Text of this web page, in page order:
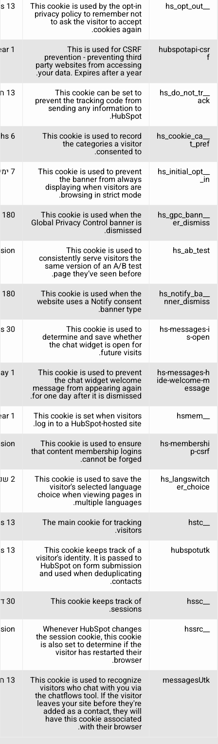
__hs_opt_out
This cookie is used by the opt-in
privacy policy to remember not
to ask the visitor to accept
cookies again.
13 months
hubspotapi-csr
f
This is used for CSRF
prevention - preventing third
party websites from accessing
your data. Expires after a year.
1 year
__hs_do_not_tr
ack
This cookie can be set to
prevent the tracking code from
sending any information to
HubSpot.
13 חודשים
__hs_cookie_ca
t_pref
This cookie is used to record
the categories a visitor
consented to.
6 months
__hs_initial_opt
_in
This cookie is used to prevent
the banner from always
displaying when visitors are
browsing in strict mode.
7 ימים
__hs_gpc_bann
er_dismiss
This cookie is used when the
Global Privacy Control banner is
dismissed.
180 ימים
hs_ab_test
This cookie is used to
consistently serve visitors the
same version of an A/B test
page they’ve seen before.
__hs_notify_ba
nner_dismiss
This cookie is used when the
website uses a Notify consent
banner type.
180 days
hs-messages-i
s-open
This cookie is used to
determine and save whether
the chat widget is open for
future visits.
30 minutes
hs-messages-h
ide-welcome-m
essage
This cookie is used to prevent
the chat widget welcome
message from appearing again
for one day after it is dismissed.
1 day
__hsmem
This cookie is set when visitors
log in to a HubSpot-hosted site.
1 year
hs-membershi
p-csrf
This cookie is used to ensure
that content membership logins
cannot be forged.
hs_langswitch
er_choice
This cookie is used to save the
visitor's selected language
choice when viewing pages in
multiple languages.
2 שנים
__hstc
The main cookie for tracking
visitors.
13 months
hubspotutk
This cookie keeps track of a
visitor's identity. It is passed to
HubSpot on form submission
and used when deduplicating
contacts.
13 months
__hssc
This cookie keeps track of
sessions.
30 דקות
__hssrc
Whenever HubSpot changes
the session cookie, this cookie
is also set to determine if the
visitor has restarted their
browser.
messagesUtk
This cookie is used to recognize
visitors who chat with you via
the chatflows tool. If the visitor
leaves your site before they're
added as a contact, they will
have this cookie associated
with their browser.
13 חודשים